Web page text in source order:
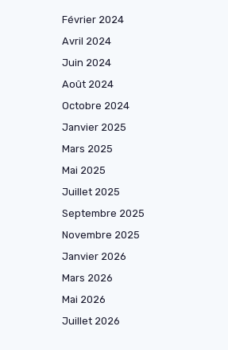
Février 2024
Avril 2024
Juin 2024
Août 2024
Octobre 2024
Janvier 2025
Mars 2025
Mai 2025
Juillet 2025
Septembre 2025
Novembre 2025
Janvier 2026
Mars 2026
Mai 2026
Juillet 2026